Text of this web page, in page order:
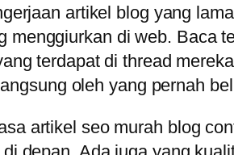
artikel blog yang
menggiurkan di web. Baca
terdapat di thread
oleh yang pernah
artikel seo murah blog